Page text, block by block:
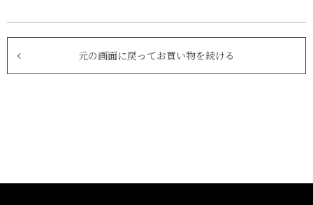
元の画面に戻ってお買い物を続ける